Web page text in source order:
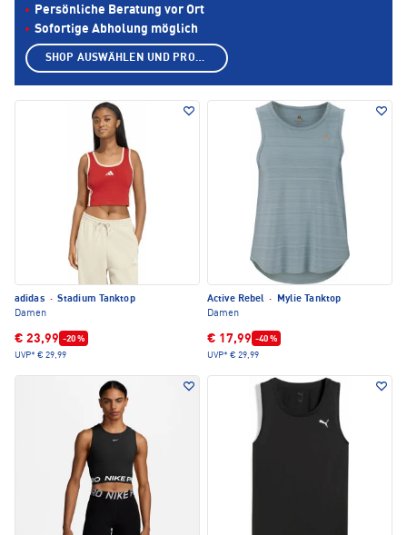
adidas · Stadium Tanktop
Damen
€ 23,99 -20 %
UVP* € 29,99
Active Rebel ·
Mylie Tanktop
Damen
€ 17,99 -40 %
UVP* € 29,99
Persönliche Beratung vor Ort
Sofortige Abholung möglich
SHOP AUSWÄHLEN UND PRODUKTE ANZEIGEN